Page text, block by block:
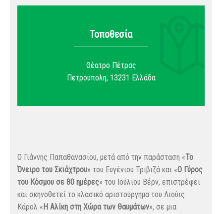
Τοποθεσία
Θέατρο Πέτρας
Πετρούπολη, 13231 Ελλάδα
Ο Γιάννης Παπαθανασίου, μετά από την παράσταση «Το
Όνειρο του Σκιάχτρου» του Ευγένιου Τριβιζά και «Ο Γύρος
του Κόσμου σε 80 ημέρες» του Ιούλιου Βέρν, επιστρέφει
και σκηνοθετεί το κλασικό αριστούργημα του Λιούις
Κάρολ « Η Αλίκη στη Χώρα των Θαυμάτων», σε μια